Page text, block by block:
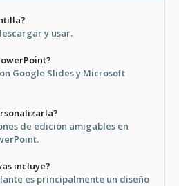
y usar.
Google Slides y Microsoft
de edición amigables en
incluye?
es principalmente un diseño